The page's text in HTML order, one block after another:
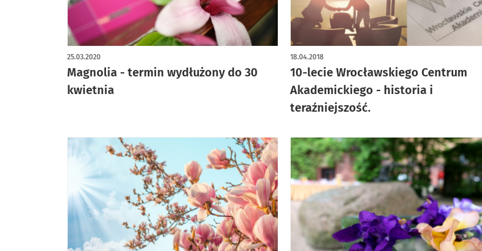
Magnolia - termin wydłużony do 30
kwietnia
25.03.2020
10-lecie Wrocławskiego Centrum
Akademickiego - historia i
teraźniejszość.
18.04.2018